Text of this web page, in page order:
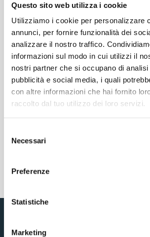
Questo sito web utilizza i cookie
Utilizziamo i cookie per personalizzare
annunci, per fornire funzionalità dei
analizzare il nostro traffico.
informazioni sul modo in cui utilizzi il
nostri partner che si occupano di analisi
pubblicità e social media, i quali
con altre informazioni che hai fornito
raccolto dal tuo utilizzo dei loro servizi.
delNecessari
Preferenze
Statistiche
Marketing
Anrede
Frau
Herr
Sprache
Italienisch
Deutsch Englisch
Ich akzeptiere die Allgemeinen
Ja, ich möchte Informationen über